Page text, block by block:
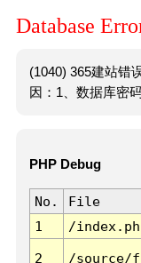
Database
(1040) 365建站错
因：1、数据库密
PHP Debug
No. File
1
/
2 /source/